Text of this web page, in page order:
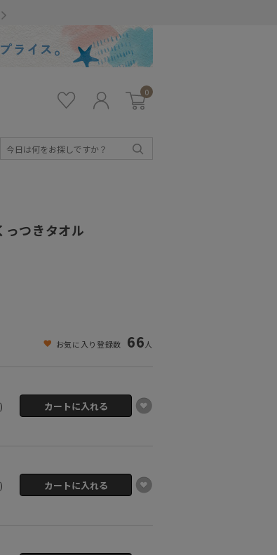
イ
ン
0
っつきタオル
お気に入り登録数 66人